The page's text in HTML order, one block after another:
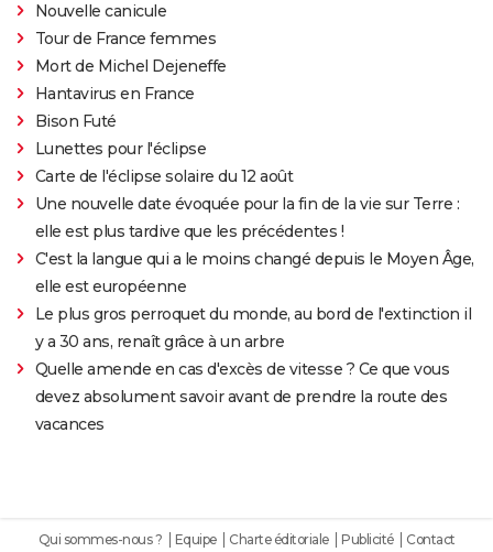
Nouvelle canicule
Tour de France femmes
Mort de Michel Dejeneffe
Hantavirus en France
Bison Futé
Lunettes pour l'éclipse
Carte de l'éclipse solaire du 12 août
Une nouvelle date évoquée pour la fin de la vie sur Terre :
elle est plus tardive que les précédentes !
C'est la langue qui a le moins changé depuis le Moyen Âge,
elle est européenne
Le plus gros perroquet du monde, au bord de l'extinction il
y a 30 ans, renaît grâce à un arbre
Quelle amende en cas d'excès de vitesse ? Ce que vous
devez absolument savoir avant de prendre la route des
vacances
Qui sommes-nous ? Equipe Charte éditoriale Publicité Contact